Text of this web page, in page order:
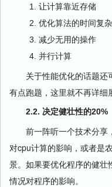
让计算靠近存储
优化算法的时间复
减少无用的操作
并行计算
关于性能优化的话题还
有点跑题，这里就不再详细
2.2. 决定健壮性的20%
前一阵听一个技术分享
对cpu计算的影响，或者是
景。如果要优化程序的健
情况对程序的影响。